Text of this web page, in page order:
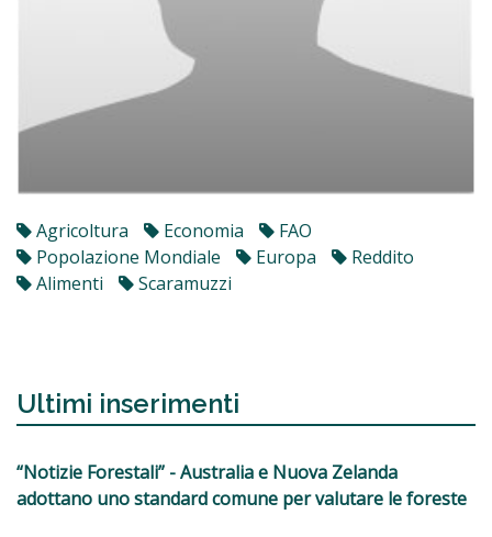
Agricoltura Economia
FAO
Popolazione Mondiale
Europa
Reddito
Alimenti
Scaramuzzi
Ultimi inserimenti
“Notizie Forestali” - Australia e Nuova Zelanda
adottano uno standard comune per valutare le foreste